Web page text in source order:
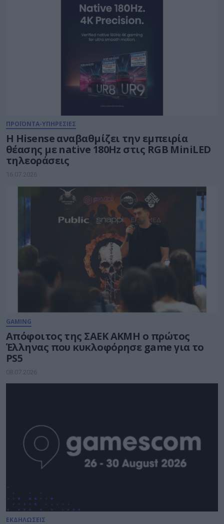
ΠΡΟΪΟΝΤΑ-ΥΠΗΡΕΣΙΕΣ
Η Hisense αναβαθμίζει την εμπειρία
θέασης με native 180Hz στις RGB MiniLED
τηλεοράσεις
16.07.2026
GAMING
Απόφοιτος της ΣΑΕΚ ΑΚΜΗ ο πρώτος
Έλληνας που κυκλοφόρησε game για το
PS5
08.07.2026
ΕΚΔΗΛΩΣΕΙΣ